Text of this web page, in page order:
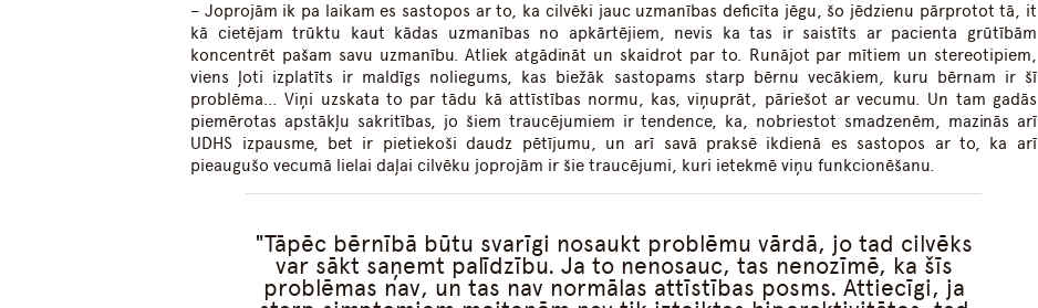
– Joprojām ik pa laikam es sastopos ar to, ka cilvēki jauc uzmanības deficīta jēgu, šo jēdzienu pārprotot tā, it
kā cietējam trūktu kaut kādas uzmanības no apkārtējiem, nevis ka tas ir saistīts ar pacienta grūtībām
koncentrēt pašam savu uzmanību. Atliek atgādināt un skaidrot par to. Runājot par mītiem un stereotipiem,
viens ļoti izplatīts ir maldīgs noliegums, kas biežāk sastopams starp bērnu vecākiem, kuru bērnam ir šī
problēma… Viņi uzskata to par tādu kā attīstības normu, kas, viņuprāt, pāriešot ar vecumu. Un tam gadās
piemērotas apstākļu sakritības, jo šiem traucējumiem ir tendence, ka, nobriestot smadzenēm, mazinās arī
UDHS izpausme, bet ir pietiekoši daudz pētījumu, un arī savā praksē ikdienā es sastopos ar to, ka arī
pieaugušo vecumā lielai daļai cilvēku joprojām ir šie traucējumi, kuri ietekmē viņu funkcionēšanu.
Tāpēc bērnībā būtu svarīgi nosaukt problēmu vārdā, jo tad cilvēks
var sākt saņemt palīdzību. Ja to nenosauc, tas nenozīmē, ka šīs
problēmas nav, un tas nav normālas attīstības posms. Attiecīgi, ja